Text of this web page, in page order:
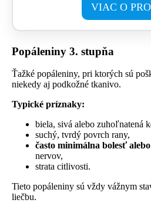
VIAC O
Popáleniny 3. stupňa
Ťažké popáleniny, pri ktorých sú
niekedy aj podkožné tkanivo.
Typické príznaky:
biela, sivá alebo zuhoľnatená
suchý, tvrdý povrch rany,
často minimálna bolesť
nervov,
strata citlivosti.
Tieto popáleniny sú vždy vážnym
liečbu.